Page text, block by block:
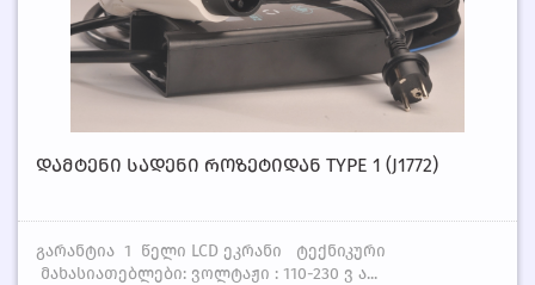
ᲓᲐᲛᲢᲔᲜᲘ ᲡᲐᲓᲔᲜᲘ ᲠᲝᲖᲔᲢᲘᲓᲐᲜ TYPE 1 (J1772)
გარანტია 1 წელი LCD ეკრანი ტექნიკური
მახასიათებლები: ვოლტაჟი : 110-230 ვ ა...